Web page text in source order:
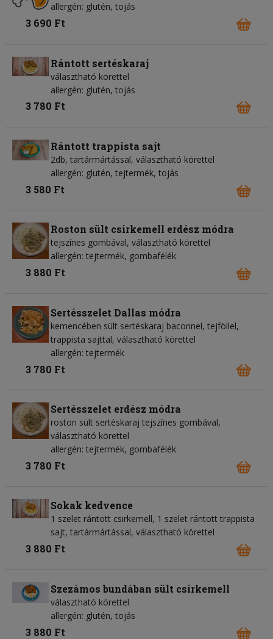
allergén: glutén, tojás
3 690 Ft
Rántott sertéskaraj
választható körettel
allergén: glutén, tojás
3 780 Ft
Rántott trappista sajt
2db, tartármártással, választható körettel
allergén: glutén, tejtermék, tojás
3 580 Ft
Roston sült csirkemell erdész módra
tejszínes gombával, választható körettel
allergén: tejtermék, gombafélék
3 880 Ft
Sertésszelet Dallas módra
kemencében sült sertéskaraj baconnel, tejföllel,
trappista sajttal, választható körettel
allergén: tejtermék
3 780 Ft
Sertésszelet erdész módra
roston sült sertéskaraj tejszínes gombával,
választható körettel
allergén: tejtermék, gombafélék
3 780 Ft
Sokak kedvence
1 szelet rántott csirkemell, 1 szelet rántott trappista
sajt, tartármártással, választható körettel
3 880 Ft
Szezámos bundában sült csirkemell
választható körettel
allergén: glutén, tojás
3 880 Ft